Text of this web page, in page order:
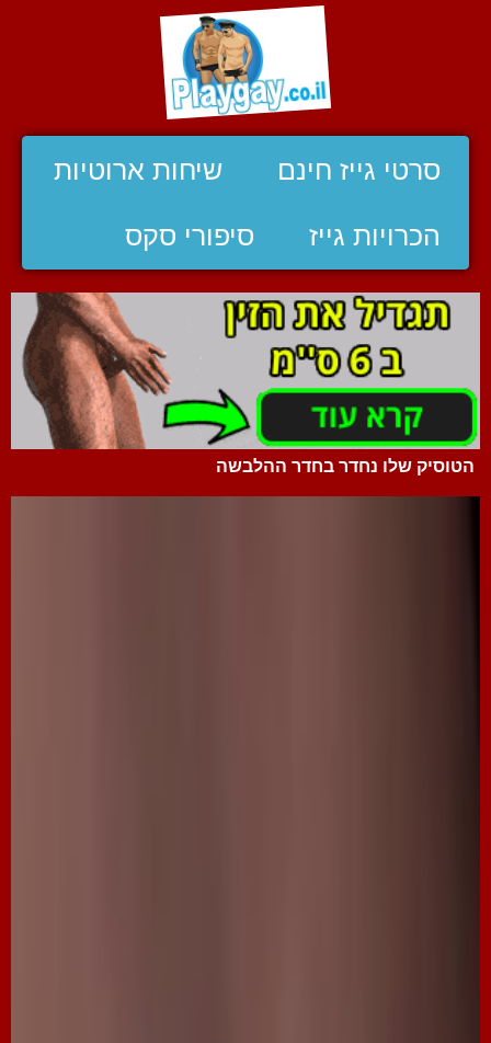
סרטי גייז חינם שיחות ארוטיות
הכרויות גייז סיפורי סקס
הטוסיק שלו נחדר בחדר ההלבשה